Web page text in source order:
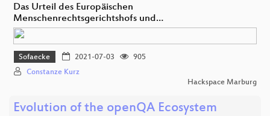
Das Urteil des Europäischen
Menschenrechtsgerichtshofs und…
Sofaecke 2021-07-03
905
Constanze Kurz
Hackspace Marburg
Evolution of the openQA Ecosystem